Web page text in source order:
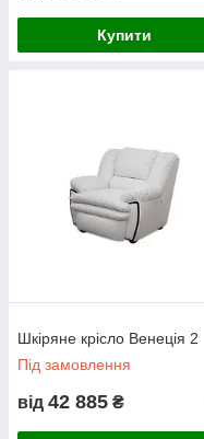
Купити
Шкіряне крісло Венеція 2
Під замовлення
від 42 885 ₴